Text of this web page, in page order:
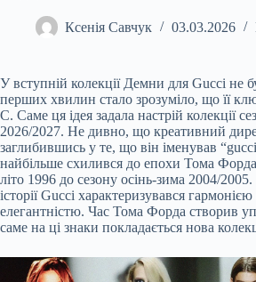
Ксенія Савчук 03.03.2026
У вступній колекції Демни для Gucci не
перших хвилин стало зрозуміло, що її
С. Саме ця ідея задала настрій колекції
2026/2027. Не дивно, що креативний
заглибившись у те, що він іменував
найбільше схилився до епохи Тома
літо 1996 до сезону осінь-зима 2004/
історії Gucci характеризувався
елегантністю. Час Тома Форда створив
саме на ці знаки покладається нова